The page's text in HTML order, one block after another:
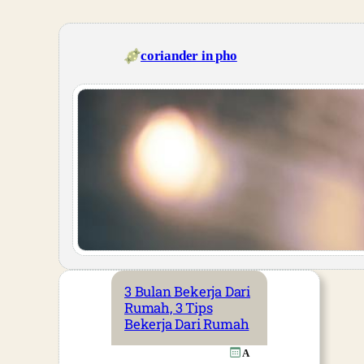
coriander in pho
3 Bulan Bekerja Dari
Rumah, 3 Tips
Bekerja Dari Rumah
A